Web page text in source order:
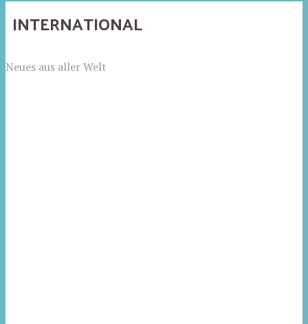
INTERNATIONAL
Neues aus aller Welt